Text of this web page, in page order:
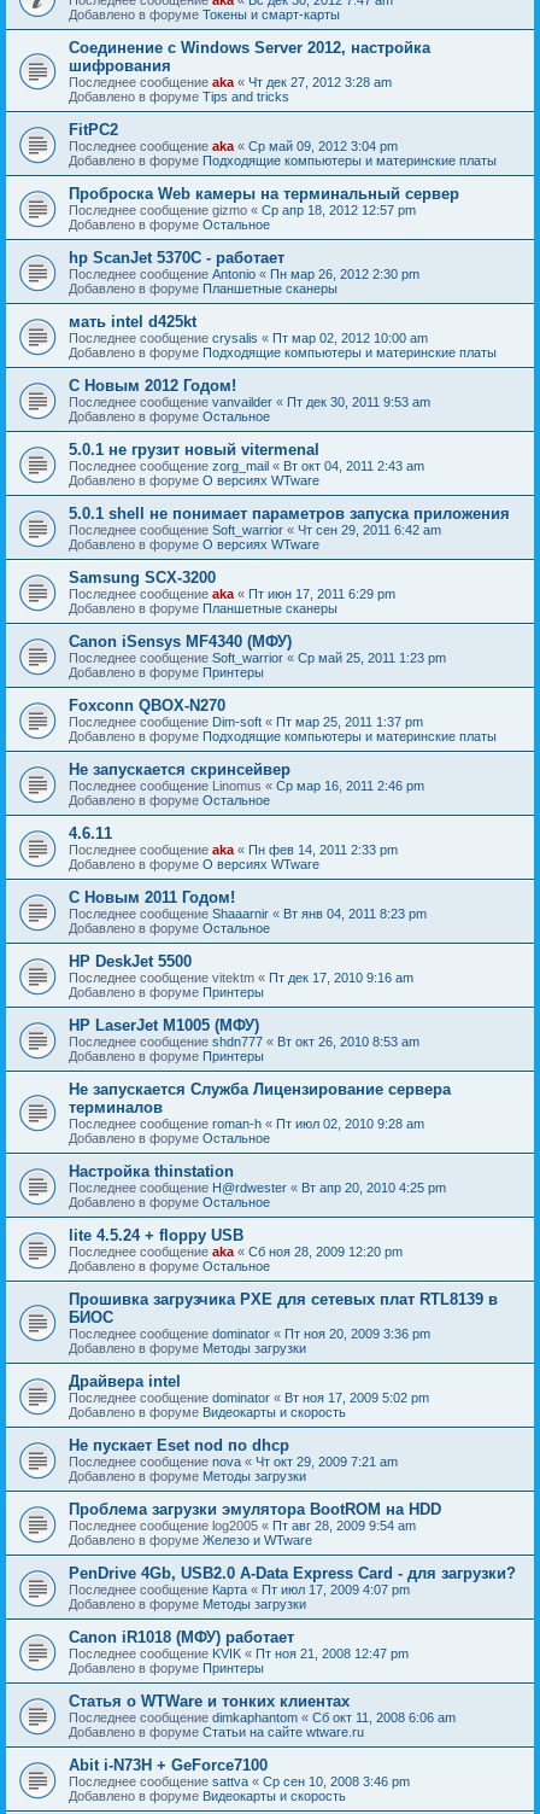
Добавлено в форуме Токены и смарт-карты
Соединение с Windows Server 2012, настройка
шифрования
Последнее сообщение aka « Чт дек 27, 2012 3:28 am
Добавлено в форуме Tips and tricks
FitPC2
Последнее сообщение aka « Ср май 09, 2012 3:04 pm
Добавлено в форуме Подходящие компьютеры и материнские платы
Проброска Web камеры на терминальный сервер
Последнее сообщение gizmo « Ср апр 18, 2012 12:57 pm
Добавлено в форуме Остальное
hp ScanJet 5370С - работает
Последнее сообщение Antonio « Пн мар 26, 2012 2:30 pm
Добавлено в форуме Планшетные сканеры
мать intel d425kt
Последнее сообщение crysalis « Пт мар 02, 2012 10:00 am
Добавлено в форуме Подходящие компьютеры и материнские платы
С Новым 2012 Годом!
Последнее сообщение vanvailder « Пт дек 30, 2011 9:53 am
Добавлено в форуме Остальное
5.0.1 не грузит новый vitermenal
Последнее сообщение zorg_mail « Вт окт 04, 2011 2:43 am
Добавлено в форуме О версиях WTware
5.0.1 shell не понимает параметров запуска приложения
Последнее сообщение Soft_warrior « Чт сен 29, 2011 6:42 am
Добавлено в форуме О версиях WTware
Samsung SCX-3200
Последнее сообщение aka « Пт июн 17, 2011 6:29 pm
Добавлено в форуме Планшетные сканеры
Canon iSensys MF4340 (МФУ)
Последнее сообщение Soft_warrior « Ср май 25, 2011 1:23 pm
Добавлено в форуме Принтеры
Foxconn QBOX-N270
Последнее сообщение Dim-soft « Пт мар 25, 2011 1:37 pm
Добавлено в форуме Подходящие компьютеры и материнские платы
Не запускается скринсейвер
Последнее сообщение Linomus « Ср мар 16, 2011 2:46 pm
Добавлено в форуме Остальное
4.6.11
Последнее сообщение aka « Пн фев 14, 2011 2:33 pm
Добавлено в форуме О версиях WTware
С Новым 2011 Годом!
Последнее сообщение Shaaarnir « Вт янв 04, 2011 8:23 pm
Добавлено в форуме Остальное
HP DeskJet 5500
Последнее сообщение vitektm « Пт дек 17, 2010 9:16 am
Добавлено в форуме Принтеры
HP LaserJet M1005 (МФУ)
Последнее сообщение shdn777 « Вт окт 26, 2010 8:53 am
Добавлено в форуме Принтеры
Не запускается Служба Лицензирование сервера
терминалов
Последнее сообщение roman-h « Пт июл 02, 2010 9:28 am
Добавлено в форуме Остальное
Настройка thinstation
Последнее сообщение H@rdwester « Вт апр 20, 2010 4:25 pm
Добавлено в форуме Остальное
lite 4.5.24 + floppy USB
Последнее сообщение aka « Сб ноя 28, 2009 12:20 pm
Добавлено в форуме Остальное
Прошивка загрузчика PXE для сетевых плат RTL8139 в
БИОС
Последнее сообщение dominator « Пт ноя 20, 2009 3:36 pm
Добавлено в форуме Методы загрузки
Драйвера intel
Последнее сообщение dominator « Вт ноя 17, 2009 5:02 pm
Добавлено в форуме Видеокарты и скорость
Не пускает Eset nod по dhcp
Последнее сообщение nova « Чт окт 29, 2009 7:21 am
Добавлено в форуме Методы загрузки
Проблема загрузки эмулятора BootROM на HDD
Последнее сообщение log2005 « Пт авг 28, 2009 9:54 am
Добавлено в форуме Железо и WTware
PenDrive 4Gb, USB2.0 A-Data Express Card - для загрузки?
Последнее сообщение Карта « Пт июл 17, 2009 4:07 pm
Добавлено в форуме Методы загрузки
Canon iR1018 (МФУ) работает
Последнее сообщение KVIK « Пт ноя 21, 2008 12:47 pm
Добавлено в форуме Принтеры
Статья о WTWare и тонких клиентах
Последнее сообщение dimkaphantom « Сб окт 11, 2008 6:06 am
Добавлено в форуме Статьи на сайте wtware.ru
Abit i-N73H + GeForce7100
Последнее сообщение sattva « Ср сен 10, 2008 3:46 pm
Добавлено в форуме Видеокарты и скорость